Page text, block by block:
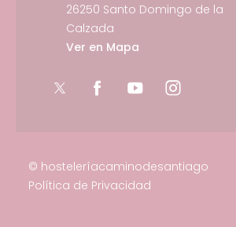
26250 Santo Domingo de la
Calzada
Ver en Mapa
© hosteleríacaminodesantiago
Política de Privacidad